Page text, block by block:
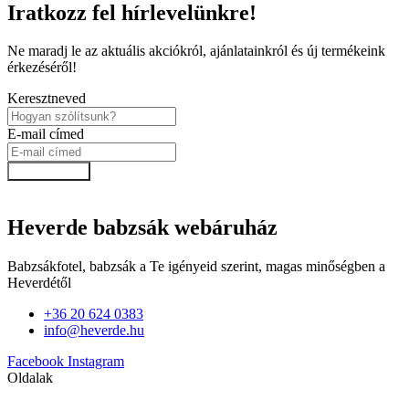
Iratkozz fel hírlevelünkre!
Ne maradj le az aktuális akciókról, ajánlatainkról és új termékeink
érkezéséről!
Keresztneved
E-mail címed
Heverde babzsák webáruház
Babzsákfotel, babzsák a Te igényeid szerint, magas minőségben a
Heverdétől
+36 20 624 0383
info@heverde.hu
Facebook Instagram
Oldalak